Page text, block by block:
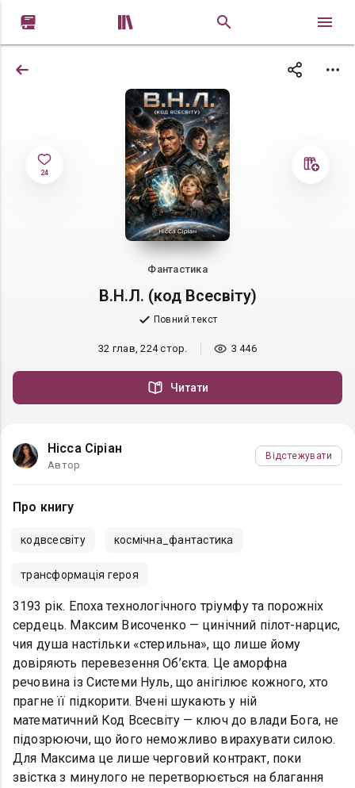
 
24
Фантастика
В.Н.Л. (код Всесвіту)
Повний текст
32 глав, 224 стор. 3 446
Читати
Нісса Сіріан
Автор
Відстежувати
Про книгу
кодвсесвіту космічна_фантастика
трансформація героя
3193 рік. Епоха технологічного тріумфу та порожніх
сердець. Максим Височенко — цинічний пілот-нарцис,
чия душа настільки «стерильна», що лише йому
довіряють перевезення Об’єкта. Це аморфна
речовина із Системи Нуль, що анігілює кожного, хто
прагне її підкорити. Вчені шукають у ній
математичний Код Всесвіту — ключ до влади Бога, не
підозрюючи, що його неможливо вирахувати силою.
Для Максима це лише черговий контракт, поки
звістка з минулого не перетворюється на благання